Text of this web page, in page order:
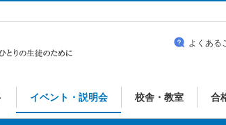
イベント・説明会 校舎・教室 合
よくある